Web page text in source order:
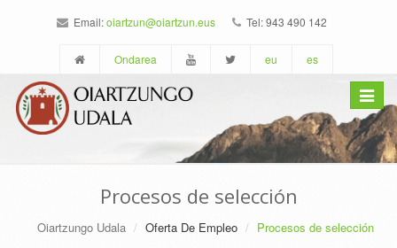
Email:oiartzun@oiartzun.eus Tel: 943 490 142
Ondarea eu es
Toggle
Procesos de selección
Oiartzungo Udala Oferta De Empleo Procesos de selección